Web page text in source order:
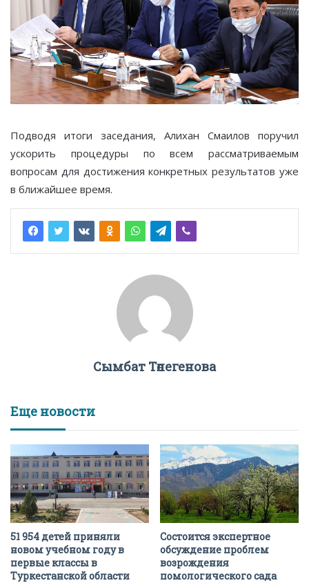
Подводя итоги заседания, Алихан Смаилов поручил
ускорить процедуры по всем рассматриваемым
вопросам для достижения конкретных результатов уже
в ближайшее время.
Сымбат Төлегенова
Еще новости
51 954 детей приняли
новом учебном году в
первые классы в
Туркестанской области
Состоится экспертное
обсуждение проблем
возрождения
помологического сада